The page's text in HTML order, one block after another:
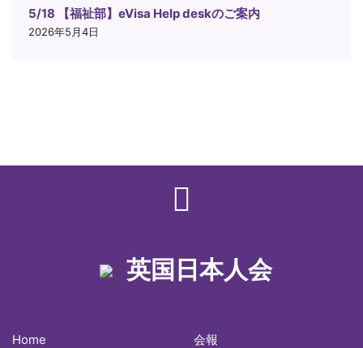
5/18 【福祉部】eVisa Help deskのご案内
2026年5月4日
英国日本人会
Home
会報